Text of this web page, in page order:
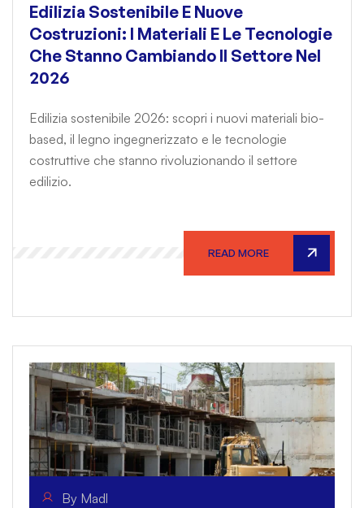
Edilizia Sostenibile E Nuove
Costruzioni: I Materiali E Le Tecnologie
Che Stanno Cambiando Il Settore Nel
2026
Edilizia sostenibile 2026: scopri i nuovi materiali bio-
based, il legno ingegnerizzato e le tecnologie
costruttive che stanno rivoluzionando il settore
edilizio.
READ MORE
By Madl